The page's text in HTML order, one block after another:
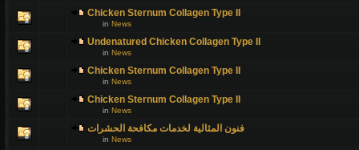
Chicken Sternum Collagen Type II
in News
Undenatured Chicken Collagen Type II
in News
Chicken Sternum Collagen Type II
in News
Chicken Sternum Collagen Type II
in News
فنون المثالية لخدمات مكافحة الحشرات
in News